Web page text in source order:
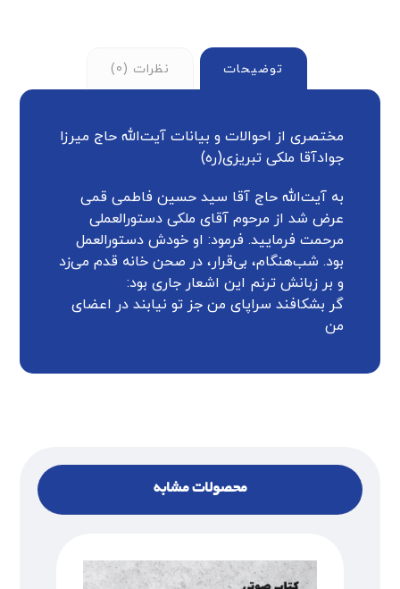
توضیحات نظرات (0)
مختصری از احوالات و بیانات آیت‌الله حاج میرزا
جوادآقا ملکی تبریزی(ره)
به آیت‌الله حاج آقا سید حسین فاطمی قمی
عرض شد از مرحوم آقای ملکی دستورالعملی
مرحمت فرمایید. فرمود: او خودش دستورالعمل
بود. شب‌هنگام، بی‌قرار، در صحن خانه قدم می‌زد
و بر زبانش ترنم این اشعار جاری بود:
گر بشکافند سراپای من جز تو نیابند در اعضای
من
محصولات مشابه